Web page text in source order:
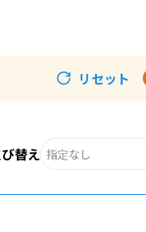
リセット
替え 指定なし